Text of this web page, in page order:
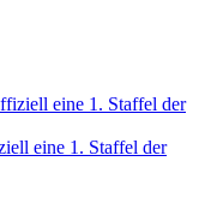
eine 1. Staffel der